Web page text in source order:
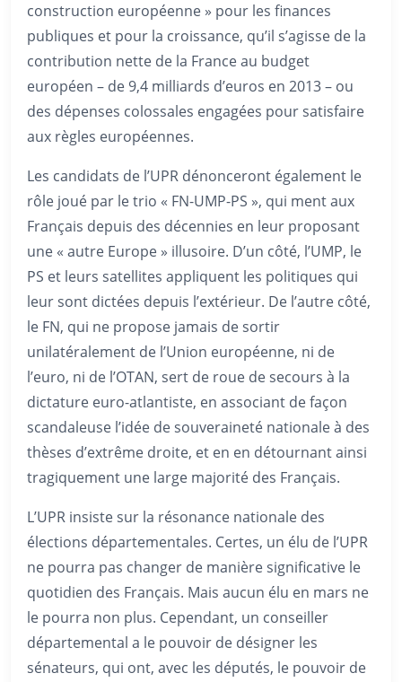
construction européenne » pour les finances
publiques et pour la croissance, qu’il s’agisse de la
contribution nette de la France au budget
européen – de 9,4 milliards d’euros en 2013 – ou
des dépenses colossales engagées pour satisfaire
aux règles européennes.
Les candidats de l’UPR dénonceront également le
rôle joué par le trio « FN-UMP-PS », qui ment aux
Français depuis des décennies en leur proposant
une « autre Europe » illusoire. D’un côté, l’UMP, le
PS et leurs satellites appliquent les politiques qui
leur sont dictées depuis l’extérieur. De l’autre côté,
le FN, qui ne propose jamais de sortir
unilatéralement de l’Union européenne, ni de
l’euro, ni de l’OTAN, sert de roue de secours à la
dictature euro-atlantiste, en associant de façon
scandaleuse l’idée de souveraineté nationale à des
thèses d’extrême droite, et en en détournant ainsi
tragiquement une large majorité des Français.
L’UPR insiste sur la résonance nationale des
élections départementales. Certes, un élu de l’UPR
ne pourra pas changer de manière significative le
quotidien des Français. Mais aucun élu en mars ne
le pourra non plus. Cependant, un conseiller
départemental a le pouvoir de désigner les
sénateurs, qui ont, avec les députés, le pouvoir de